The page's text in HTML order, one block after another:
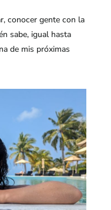
conocer gente con la
sabe, igual hasta
de mis próximas